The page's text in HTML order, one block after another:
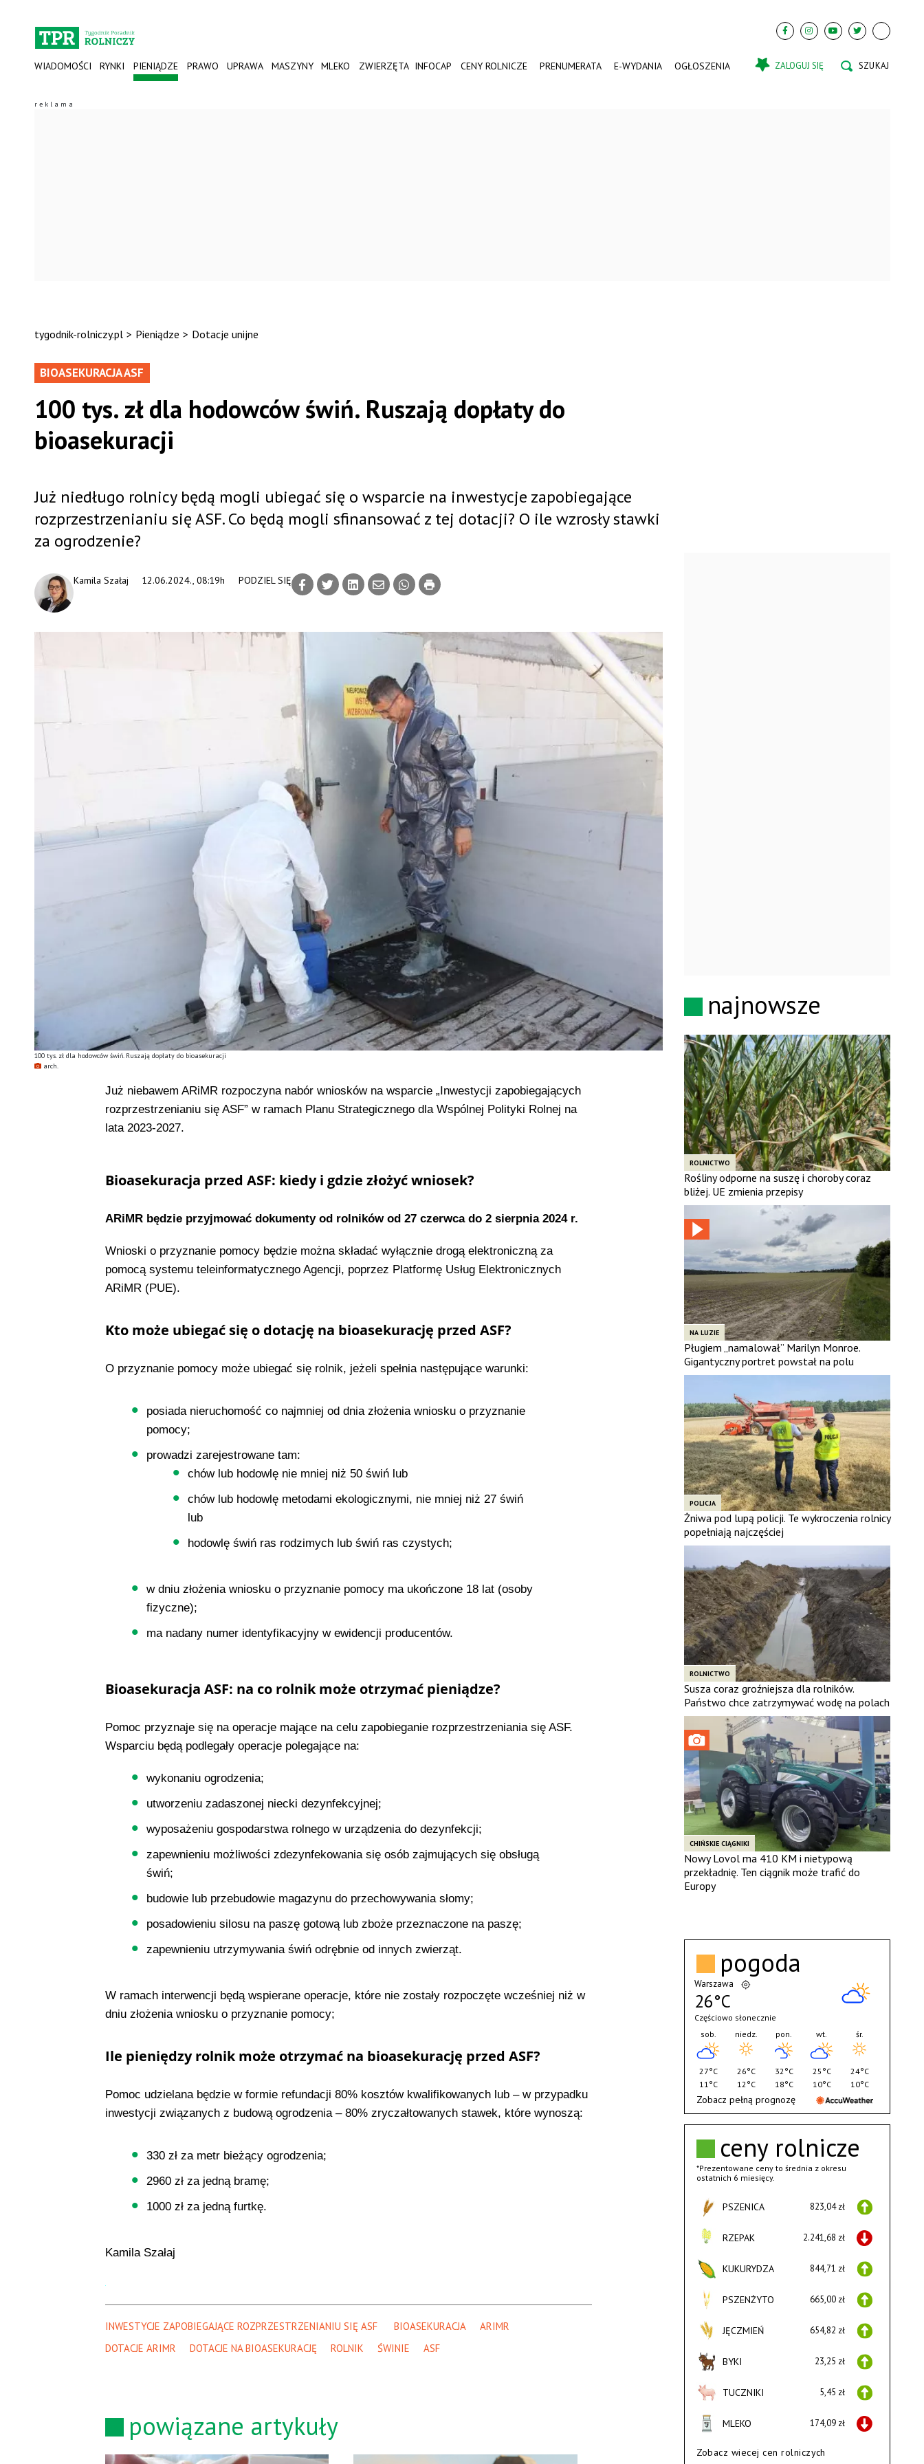
WIADOMOŚCI RYNKI PIENIĄDZE PRAWO UPRAWA MASZYNY MLEKO ZWIERZĘTA INFOCAP CENY ROLNICZE PRENUMERATA E-WYDANIA OGŁOSZENIA ZALOGUJ SIĘ
tygodnik-rolniczy.pl > Pieniądze > Dotacje unijne
100 tys. zł dla hodowców świń. Ruszają dopłaty do bioasekuracji
arch.
BIOASEKURACJA ASF
100 tys. zł dla hodowców świń. Ruszają dopłaty do
bioasekuracji
12.06.2024., 08:19h
Kamila Szałaj PODZIEL SIĘ
Już niedługo rolnicy będą mogli ubiegać się o wsparcie na inwestycje zapobiegające
rozprzestrzenianiu się ASF. Co będą mogli sfinansować z tej dotacji? O ile wzrosły stawki
za ogrodzenie?
Już niebawem ARiMR rozpoczyna nabór wniosków na wsparcie „Inwestycji zapobiegających
rozprzestrzenianiu się ASF” w ramach Planu Strategicznego dla Wspólnej Polityki Rolnej na
lata 2023-2027.
Bioasekuracja przed ASF: kiedy i gdzie złożyć wniosek?
ARiMR będzie przyjmować dokumenty od rolników od 27 czerwca do 2 sierpnia 2024 r.
Wnioski o przyznanie pomocy będzie można składać wyłącznie drogą elektroniczną za
pomocą systemu teleinformatycznego Agencji, poprzez Platformę Usług Elektronicznych
ARiMR (PUE).
Kto może ubiegać się o dotację na bioasekurację przed ASF?
O przyznanie pomocy może ubiegać się rolnik, jeżeli spełnia następujące warunki:
posiada nieruchomość co najmniej od dnia złożenia wniosku o przyznanie
pomocy;
prowadzi zarejestrowane tam:
chów lub hodowlę nie mniej niż 50 świń lub
chów lub hodowlę metodami ekologicznymi, nie mniej niż 27 świń
lub
hodowlę świń ras rodzimych lub świń ras czystych;
w dniu złożenia wniosku o przyznanie pomocy ma ukończone 18 lat (osoby
fizyczne);
ma nadany numer identyfikacyjny w ewidencji producentów.
Bioasekuracja ASF: na co rolnik może otrzymać pieniądze?
Pomoc przyznaje się na operacje mające na celu zapobieganie rozprzestrzeniania się ASF.
Wsparciu będą podlegały operacje polegające na:
wykonaniu ogrodzenia;
utworzeniu zadaszonej niecki dezynfekcyjnej;
wyposażeniu gospodarstwa rolnego w urządzenia do dezynfekcji;
zapewnieniu możliwości zdezynfekowania się osób zajmujących się obsługą
świń;
budowie lub przebudowie magazynu do przechowywania słomy;
posadowieniu silosu na paszę gotową lub zboże przeznaczone na paszę;
zapewnieniu utrzymywania świń odrębnie od innych zwierząt.
W ramach interwencji będą wspierane operacje, które nie zostały rozpoczęte wcześniej niż w
dniu złożenia wniosku o przyznanie pomocy;
Ile pieniędzy rolnik może otrzymać na bioasekurację przed ASF?
Pomoc udzielana będzie w formie refundacji 80% kosztów kwalifikowanych lub – w przypadku
inwestycji związanych z budową ogrodzenia – 80% zryczałtowanych stawek, które wynoszą:
330 zł za metr bieżący ogrodzenia;
2960 zł za jedną bramę;
1000 zł za jedną furtkę.
Kamila Szałaj
INWESTYCJE ZAPOBIEGAJĄCE ROZPRZESTRZENIANIU SIĘ ASF BIOASEKURACJA
ARIMR
DOTACJE ARIMR
DOTACJE NA BIOASEKURACJĘ ROLNIK ŚWINIE ASF
powiązane artykuły
najnowsze
ROLNICTWO
Rośliny odporne na suszę i choroby coraz
bliżej. UE zmienia przepisy
NA LUZIE
Pługiem „namalował” Marilyn Monroe.
Gigantyczny portret powstał na polu
POLICJA
Żniwa pod lupą policji. Te wykroczenia rolnicy
popełniają najczęściej
ROLNICTWO
Susza coraz groźniejsza dla rolników.
Państwo chce zatrzymywać wodę na polach
CHIŃSKIE CIĄGNIKI
Nowy Lovol ma 410 KM i nietypową
przekładnię. Ten ciągnik może trafić do
Europy
ceny rolnicze
*Prezentowane ceny to średnia z okresu
ostatnich 6 miesięcy.
PSZENICA 823,04 zł
RZEPAK 2.241,68 zł
KUKURYDZA 844,71 zł
PSZENŻYTO 665,00 zł
JĘCZMIEŃ 654,82 zł
BYKI 23,25 zł
TUCZNIKI 5,45 zł
MLEKO 174,09 zł
Zobacz wiecej cen rolniczych
pogoda
Warszawa
26°C
Częściowo słonecznie
sob.
27°C
11°C
niedz.
26°C
12°C
pon.
32°C
18°C
wt.
25°C
10°C
śr.
24°C
10°C
Zobacz pełną prognozę